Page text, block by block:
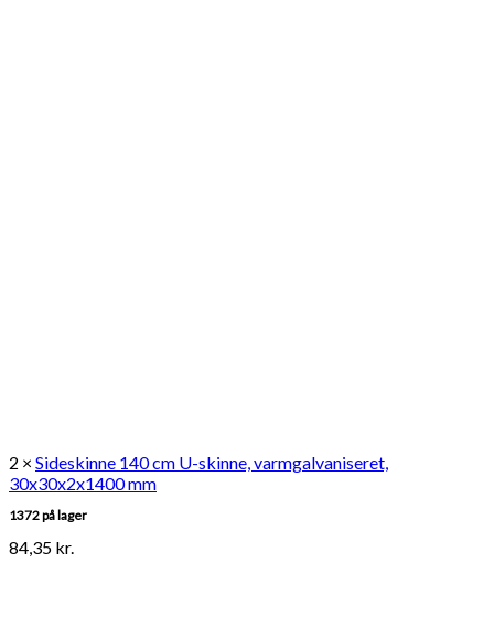
2 × Sideskinne 140 cm U-skinne, varmgalvaniseret,
30x30x2x1400 mm
1372 på lager
84,35 kr.